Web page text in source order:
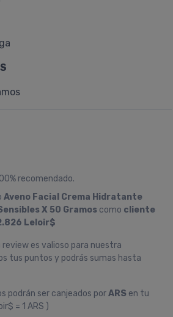
recomendado.
Aveno Facial Crema Hidratante
X 50 Gramos como cliente
Leloir$
es valioso para nuestra
tus puntos y podrás sumas hasta
podrán ser canjeados porARS en tu
= 1 ARS )